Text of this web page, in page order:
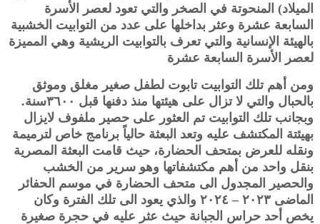
الميلاد) المنحوتة في الصخر والتي تعود لعصر الأسرة
السابعة عشرة وعثر بداخلها على عدد من التوابيت الخشبية
بالهيئة الإنسانية والتي تعرف بالتوابيت الريشية وهي المميزة
لعصر الأسرة السابعة عشرة
ومن أهم تلك التوابيت تابوت لطفل صغير مغلق وموثق
بالحبال والتي لا تزال على هيئتها منذ دفنها قبل ٣٦٠٠سنة.
وبجانب تلك التوابيت تم العثور على حصير ملفوف لايزال
بهيئتة المكتشف عليه وتعد البعثة حالياً برنامج خاص لترميمة
ونقله للعرض بمتحف الحضارة، حيث قامت البعثة المصرية
بنقل واحد من أهم مكتشفاتها وهو سرير من الخشب
والحصير المجدول الى متحف الحضارة في موسم الحفائر
الماضى ٢٠٢٣ – ٢٠٢٤ والذي يعود الى تلك الفترة وكان
يخص أحد حراس الجبانة حيث عثر عليه في حجرة صغيرة